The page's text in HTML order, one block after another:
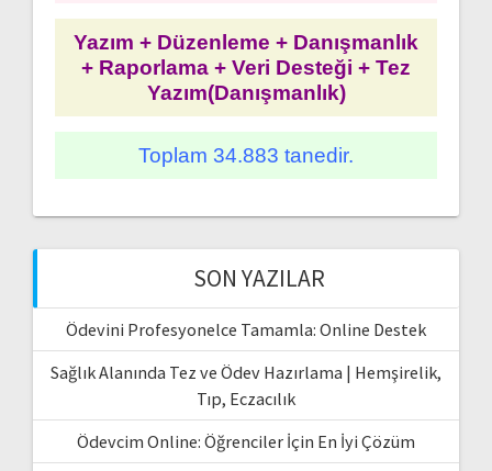
Yazım + Düzenleme + Danışmanlık
+ Raporlama + Veri Desteği + Tez
Yazım(Danışmanlık)
Toplam 34.883 tanedir.
SON YAZILAR
Ödevini Profesyonelce Tamamla: Online Destek
Sağlık Alanında Tez ve Ödev Hazırlama | Hemşirelik,
Tıp, Eczacılık
Ödevcim Online: Öğrenciler İçin En İyi Çözüm